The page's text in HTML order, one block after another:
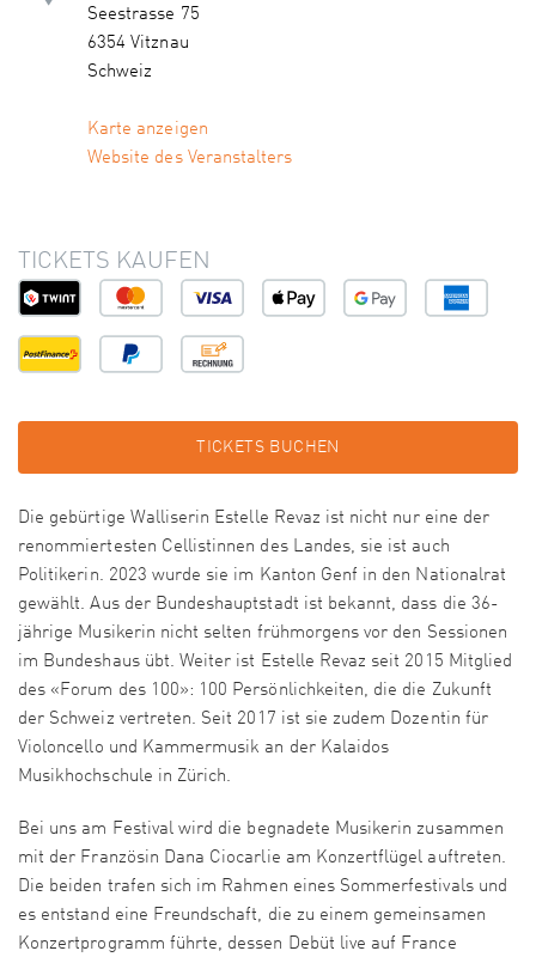
Seestrasse 75
6354 Vitznau
Schweiz
Karte anzeigen
Website des Veranstalters
TICKETS KAUFEN
TICKETS BUCHEN
Die gebürtige Walliserin Estelle Revaz ist nicht nur eine der
renommiertesten Cellistinnen des Landes, sie ist auch
Politikerin. 2023 wurde sie im Kanton Genf in den Nationalrat
gewählt. Aus der Bundeshauptstadt ist bekannt, dass die 36-
jährige Musikerin nicht selten frühmorgens vor den Sessionen
im Bundeshaus übt. Weiter ist Estelle Revaz seit 2015 Mitglied
des «Forum des 100»: 100 Persönlichkeiten, die die Zukunft
der Schweiz vertreten. Seit 2017 ist sie zudem Dozentin für
Violoncello und Kammermusik an der Kalaidos
Musikhochschule in Zürich.
Bei uns am Festival wird die begnadete Musikerin zusammen
mit der Französin Dana Ciocarlie am Konzertflügel auftreten.
Die beiden trafen sich im Rahmen eines Sommerfestivals und
es entstand eine Freundschaft, die zu einem gemeinsamen
Konzertprogramm führte, dessen Debüt live auf France